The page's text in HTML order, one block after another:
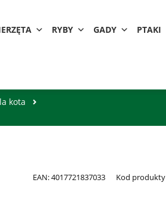
RYBY GADY PTAKI
kota
EAN:4017721837033 Kod